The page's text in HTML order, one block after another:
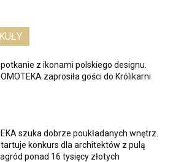
z ikonami polskiego designu.
zaprosiła gości do Królikarni
szuka dobrze poukładanych wnętrz.
konkurs dla architektów z pulą
ponad 16 tysięcy złotych